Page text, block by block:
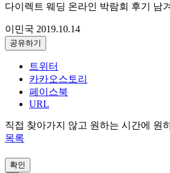
다이렉트 웨딩 온라인 박람회 후기 남
이민국 2019.10.14
공유하기
트위터
카카오스토리
페이스북
URL
직접 찾아가지 않고 원하는 시간에 원
목록
확인